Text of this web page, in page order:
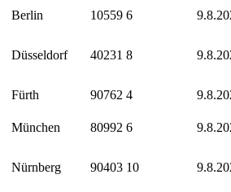
Berlin 10559 6
Düsseldorf 40231 8
Fürth 90762 4
München 80992 6
Nürnberg 90403 10